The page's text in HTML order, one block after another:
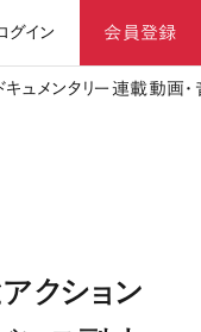
グイン 会員登録
ドキュメンタリー 連載動画
クション